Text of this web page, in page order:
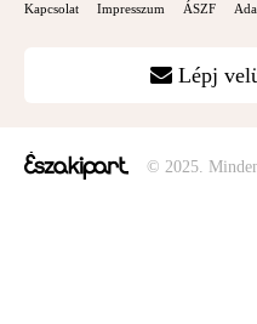
Kapcsolat Impresszum ÁSZF
Lépj
© 2025.